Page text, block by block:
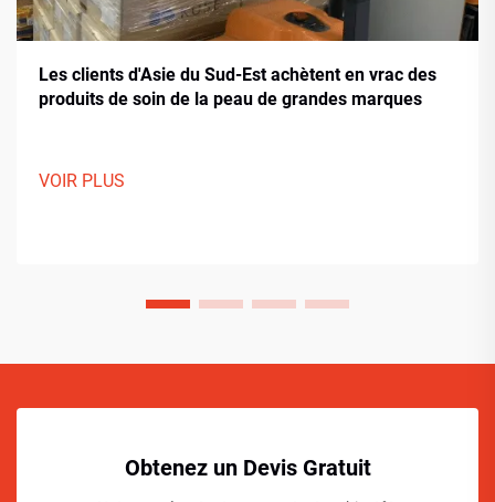
Les clients d'Asie du Sud-Est achètent en vrac des
produits de soin de la peau de grandes marques
VOIR PLUS
Obtenez un Devis Gratuit